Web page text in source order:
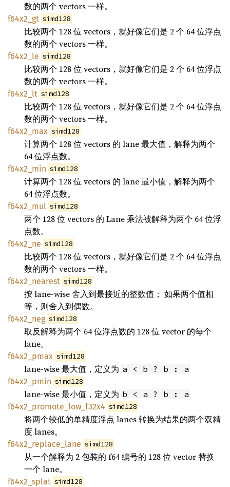
数的两个 vectors 一样。
f64x2_gt simd128
比较两个 128 位 vectors，就好像它们是 2 个 64 位浮点
数的两个 vectors 一样。
f64x2_le simd128
比较两个 128 位 vectors，就好像它们是 2 个 64 位浮点
数的两个 vectors 一样。
f64x2_lt simd128
比较两个 128 位 vectors，就好像它们是 2 个 64 位浮点
数的两个 vectors 一样。
f64x2_max simd128
计算两个 128 位 vectors 的 lane 最大值，解释为两个
64 位浮点数。
f64x2_min simd128
计算两个 128 位 vectors 的 lane 最小值，解释为两个
64 位浮点数。
f64x2_mul simd128
两个 128 位 vectors 的 Lane 乘法被解释为两个 64 位浮
点数。
f64x2_ne simd128
比较两个 128 位 vectors，就好像它们是 2 个 64 位浮点
数的两个 vectors 一样。
f64x2_nearest simd128
按 lane-wise 舍入到最接近的整数值； 如果两个值相
等，则舍入到偶数。
f64x2_neg simd128
取反解释为两个 64 位浮点数的 128 位 vector 的每个
lane。
f64x2_pmax simd128
lane-wise 最大值，定义为 a < b ? b : a
f64x2_pmin simd128
lane-wise 最小值，定义为 b < a ? b : a
f64x2_promote_low_f32x4 simd128
将两个较低的单精度浮点 lanes 转换为结果的两个双精
度 lanes。
f64x2_replace_lane simd128
从一个解释为 2 包装的 f64 编号的 128 位 vector 替换
一个 lane。
f64x2_splat simd128